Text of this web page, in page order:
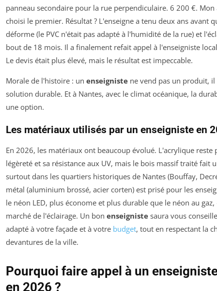
panneau secondaire pour la rue perpendiculaire. 6 200 €. Mon
choisi le premier. Résultat ? L'enseigne a tenu deux ans avant
déforme (le PVC n'était pas adapté à l'humidité de la rue) et
bout de 18 mois. Il a finalement refait appel à l'enseigniste
Le devis était plus élevé, mais le résultat est impeccable.
Morale de l'histoire : un enseigniste ne vend pas un produit,
solution durable. Et à Nantes, avec le climat océanique, la
une option.
Les matériaux utilisés par un enseigniste en
En 2026, les matériaux ont beaucoup évolué. L'acrylique reste
légèreté et sa résistance aux UV, mais le bois massif traité fait
surtout dans les quartiers historiques de Nantes (Bouffay,
métal (aluminium brossé, acier corten) est prisé pour les
le néon LED, plus économe et plus durable que le néon au
marché de l'éclairage. Un bon enseigniste saura vous
adapté à votre façade et à votre budget, tout en respectant la
devantures de la ville.
Pourquoi faire appel à un
en 2026 ?